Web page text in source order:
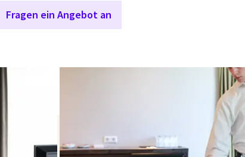
Fragen ein Angebot an